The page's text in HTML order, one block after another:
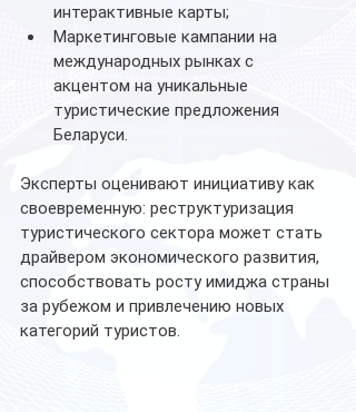
интерактивные карты;
Маркетинговые кампании на
международных рынках с
акцентом на уникальные
туристические предложения
Беларуси.
Эксперты оценивают инициативу как
своевременную: реструктуризация
туристического сектора может стать
драйвером экономического развития,
способствовать росту имиджа страны
за рубежом и привлечению новых
категорий туристов.